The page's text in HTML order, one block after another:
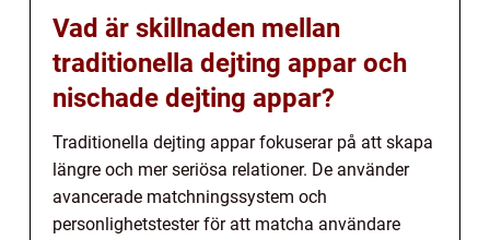
Vad är skillnaden mellan
traditionella dejting appar och
nischade dejting appar?
Traditionella dejting appar fokuserar på att skapa
längre och mer seriösa relationer. De använder
avancerade matchningssystem och
personlighetstester för att matcha användare